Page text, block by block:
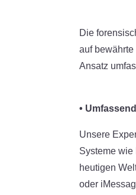
Die
auf
Ansatz
•
Unsere
Systeme wie
heutigen
oder